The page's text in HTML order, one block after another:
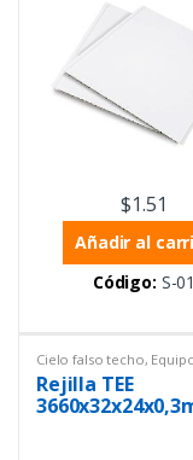
$1.51
Añadir al
Código: S-01
Cielo falso techo,
Materiales
construcción
Rejilla TEE